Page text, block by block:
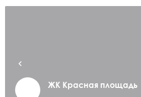
ЖК Красная площадь